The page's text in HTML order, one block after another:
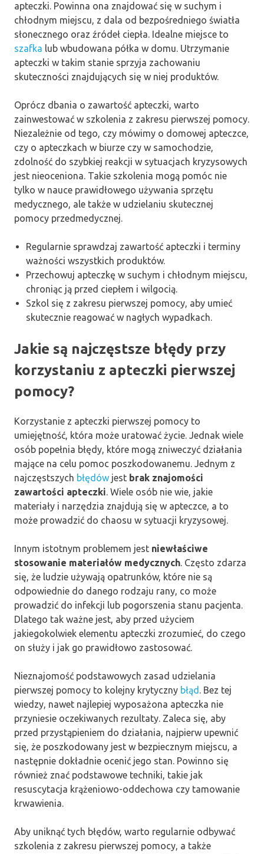
apteczki. Powinna ona znajdować się w suchym i
chłodnym miejscu, z dala od bezpośredniego światła
słonecznego oraz źródeł ciepła. Idealne miejsce to
szafka lub wbudowana półka w domu. Utrzymanie
apteczki w takim stanie sprzyja zachowaniu
skuteczności znajdujących się w niej produktów.
Oprócz dbania o zawartość apteczki, warto
zainwestować w szkolenia z zakresu pierwszej pomocy.
Niezależnie od tego, czy mówimy o domowej apteczce,
czy o apteczkach w biurze czy w samochodzie,
zdolność do szybkiej reakcji w sytuacjach kryzysowych
jest nieoceniona. Takie szkolenia mogą pomóc nie
tylko w nauce prawidłowego używania sprzętu
medycznego, ale także w udzielaniu skutecznej
pomocy przedmedycznej.
Regularnie sprawdzaj zawartość apteczki i terminy
ważności wszystkich produktów.
Przechowuj apteczkę w suchym i chłodnym miejscu,
chroniąc ją przed ciepłem i wilgocią.
Szkol się z zakresu pierwszej pomocy, aby umieć
skutecznie reagować w nagłych wypadkach.
Jakie są najczęstsze błędy przy
korzystaniu z apteczki pierwszej
pomocy?
Korzystanie z apteczki pierwszej pomocy to
umiejętność, która może uratować życie. Jednak wiele
osób popełnia błędy, które mogą zniweczyć działania
mające na celu pomoc poszkodowanemu. Jednym z
najczęstszych błędów jest brak znajomości
zawartości apteczki. Wiele osób nie wie, jakie
materiały i narzędzia znajdują się w apteczce, a to
może prowadzić do chaosu w sytuacji kryzysowej.
Innym istotnym problemem jest niewłaściwe
stosowanie materiałów medycznych. Często zdarza
się, że ludzie używają opatrunków, które nie są
odpowiednie do danego rodzaju rany, co może
prowadzić do infekcji lub pogorszenia stanu pacjenta.
Dlatego tak ważne jest, aby przed użyciem
jakiegokolwiek elementu apteczki zrozumieć, do czego
on służy i jak go prawidłowo zastosować.
Nieznajomość podstawowych zasad udzielania
pierwszej pomocy to kolejny krytyczny błąd . Bez tej
wiedzy, nawet najlepiej wyposażona apteczka nie
przyniesie oczekiwanych rezultaty. Zaleca się, aby
przed przystąpieniem do działania, najpierw upewnić
się, że poszkodowany jest w bezpiecznym miejscu, a
następnie dokładnie ocenić jego stan. Powinno się
również znać podstawowe techniki, takie jak
resuscytacja krążeniowo-oddechowa czy tamowanie
krwawienia.
Aby uniknąć tych błędów, warto regularnie odbywać
szkolenia z zakresu pierwszej pomocy, a także